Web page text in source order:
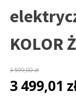
KOLOR
3 599,00zł
Pierwotna
cena
3 499,01